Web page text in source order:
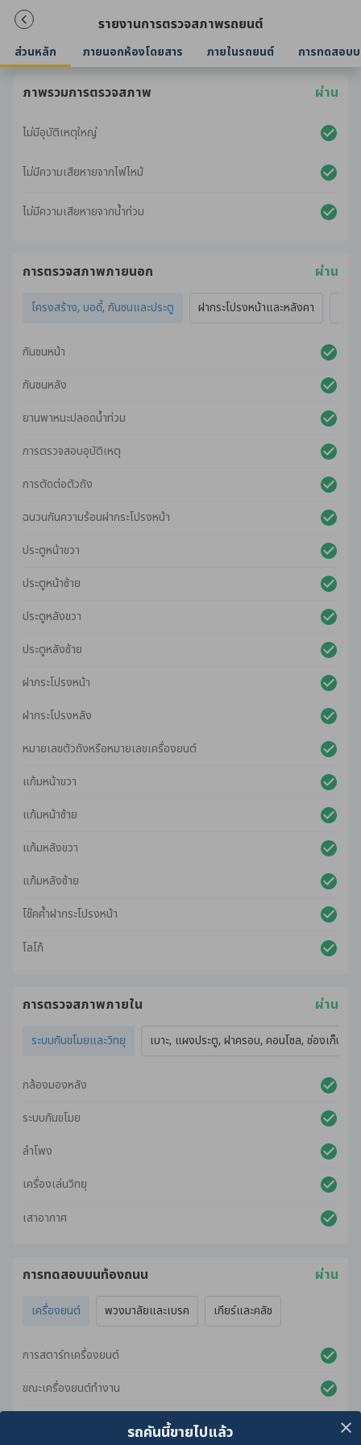
รายงานการตรวจสภาพรถยนต์
ส่วนหลัก ภายนอกห้องโดยสาร ภายในรถยนต์ การทดสอบ
ภาพรวมการตรวจสภาพ ผ่าน
ไม่มีอุบัติเหตุใหญ่
ไม่มีความเสียหายจากไฟไหม้
ไม่มีความเสียหายจากน้ำท่วม
การตรวจสภาพภายนอก ผ่าน
โครงสร้าง, บอดี้, กันชนและประตู ฝากระโปรงหน้าและหลังคา
กันชนหน้า
กันชนหลัง
ยานพาหนะปลอดน้ําท่วม
การตรวจสอบอุบัติเหตุ
การตัดต่อตัวถัง
ฉนวนกันความร้อนฝากระโปรงหน้า
ประตูหน้าขวา
ประตูหน้าซ้าย
ประตูหลังขวา
ประตูหลังซ้าย
ฝากระโปรงหน้า
ฝากระโปรงหลัง
หมายเลขตัวถังหรือหมายเลขเครื่องยนต์
แก้มหน้าขวา
แก้มหน้าซ้าย
แก้มหลังขวา
แก้มหลังซ้าย
โช๊คค้ำฝากระโปรงหน้า
โลโก้
การตรวจสภาพภายใน ผ่าน
ระบบกันขโมยและวิทยุ เบาะ, แผงประตู, ฝาครอบ, คอนโซล, ช่องเก็บข
กล้องมองหลัง
ระบบกันขโมย
ลำโพง
เครื่องเล่นวิทยุ
เสาอากาศ
การทดสอบบนท้องถนน ผ่าน
เครื่องยนต์ พวงมาลัยและเบรค เกียร์และคลัช
การสตาร์ทเครื่องยนต์
ขณะเครื่องยนต์ทำงาน
รถคันนี้ขายไปแล้ว